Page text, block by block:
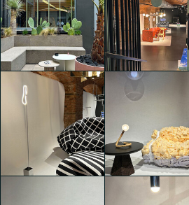
SENSES
Isabella Erika
Schmalzbauer
SENSES
Isabella Erika
Schmalzbauer
Isabella Erika
Schmalzbauer
Galerie Zippenfenig
presenta Vienna Vibes
Isabella Erika
Schmalzbauer